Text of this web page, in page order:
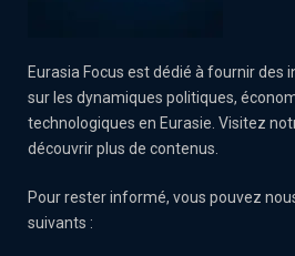
Eurasia Focus est dédié à fournir
sur les dynamiques politiques,
technologiques en Eurasie. Visitez
découvrir plus de contenus.
Pour rester informé, vous pouvez
suivants :